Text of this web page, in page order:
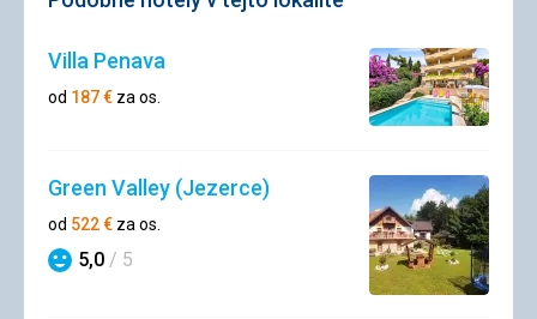
Villa Penava
od 187€ za os.
Green Valley (Jezerce)
od 522€ za os.
Hodnotenie
5,0 / 5